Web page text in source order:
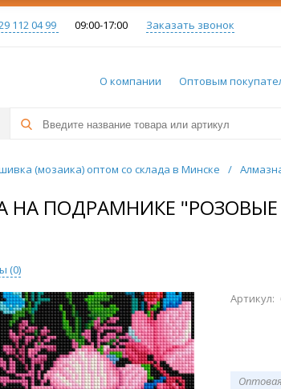
112 04 99 09:00-17:00 Заказать звонок
О компании Оптовым
(мозаика) оптом со склада в Минске /
НА ПОДРАМНИКЕ
(0)
Артикул: